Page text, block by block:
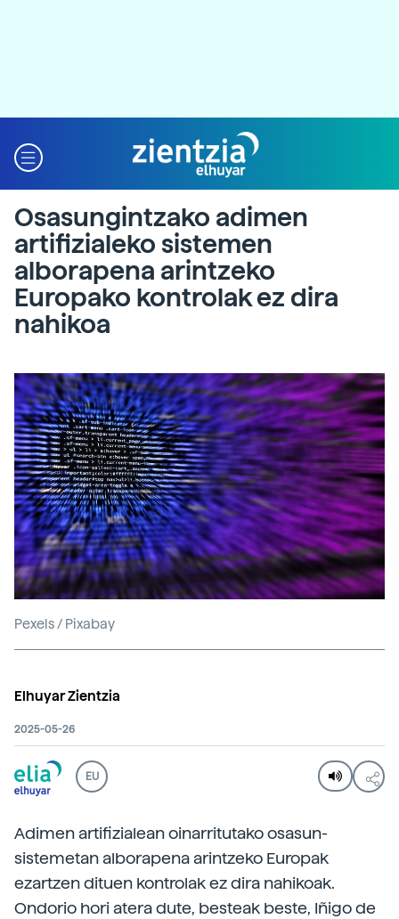
Osasungintzako adimen
artifizialeko sistemen
alborapena arintzeko
Europako kontrolak ez dira
nahikoa
Pexels / Pixabay
Elhuyar Zientzia
2025-05-26
EU
Adimen artifizialean oinarritutako osasun-
sistemetan alborapena arintzeko Europak
ezartzen dituen kontrolak ez dira nahikoak.
Ondorio hori atera dute, besteak beste, Iñigo de